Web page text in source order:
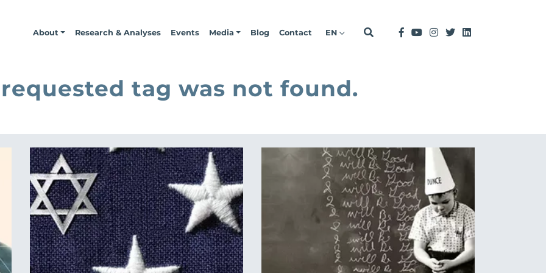
About Research & Analyses Events Media Blog Contact EN
tag was not found.